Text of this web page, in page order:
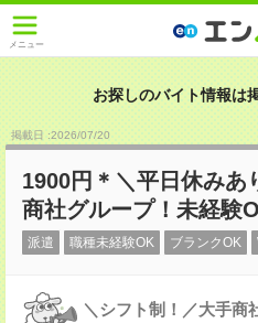
メニュー
お探しのバイト情報は
掲載日 :2026/07/20
1900円＊＼平日休みあ
商社グループ！未経験
派遣 職種未経験OK ブランクOK
＼シフト制！／大手商